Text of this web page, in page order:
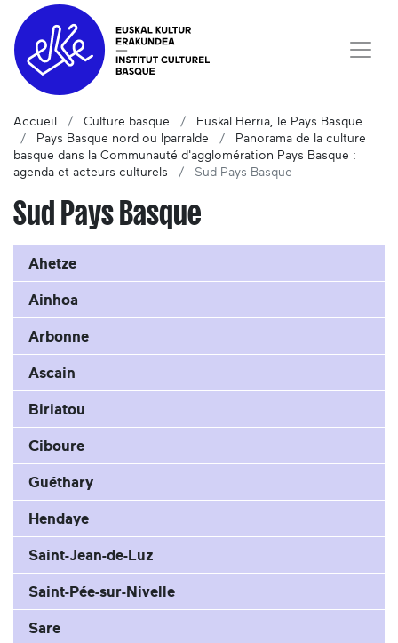
Accueil Culture basque
Euskal Herria, le Pays Basque
Pays Basque nord ou Iparralde
Panorama de la culture
basque dans la Communauté d'agglomération Pays Basque :
agenda et acteurs culturels
Sud Pays Basque
Sud Pays Basque
Ahetze
Ainhoa
Arbonne
Ascain
Biriatou
Ciboure
Guéthary
Hendaye
Saint-Jean-de-Luz
Saint-Pée-sur-Nivelle
Sare